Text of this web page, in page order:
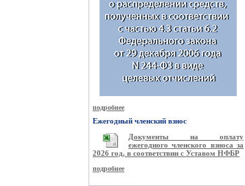
подробнее
Ежегодный членский взнос
Документы на оплату
ежегодного членского взноса за
2026 год, в соответствии с Уставом НФБР
подробнее